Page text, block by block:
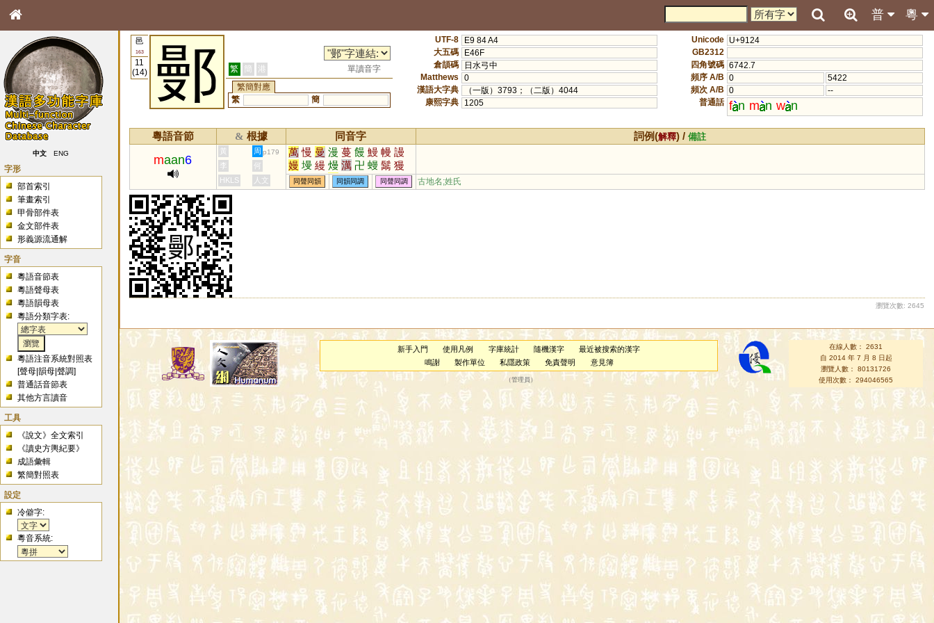
粵
普
中文 ENG
字形
部首索引
筆畫索引
甲骨部件表
金文部件表
形義源流通解
字音
粵語音節表
粵語聲母表
粵語韻母表
粵語分類字表:
粵語注音系統對照表
[聲母 |韻母 |聲調]
普通話音節表
其他方言讀音
工具
《說文》全文索引
《讀史方輿紀要》
成語彙輯
繁簡對照表
設定
冷僻字:
粵音系統:
邑
163
11
(14)
鄤 繁 簡 港
單讀音字
繁簡對應
繁
簡
UTF-8
E9 84 A4
大五碼
E46F
倉頡碼
日水弓中
Matthews
0
漢語大字典
（一版）3793；（二版）4044
康熙字典
1205
Unicode U+9124
GB2312
四角號碼 6742.7
頻序 A/B 0
5422
頻次 A/B 0
--
普通話 f n m n w n
粵語音節 & 根據 同音字 詞例(解釋) /備註
maan6
黃 周 p179 萬 慢 曼 漫 蔓 饅 鰻 幔 謾
嫚 墁 縵 熳 澫 卍 蟃 鬗 獌
槾 僈 脕 万 鏝
李
何
HKLS
人文 同聲同韻 同韻同調 同聲同調 古地名;姓氏
瀏覽次數: 2645
新手入門 使用凡例 字庫統計 隨機漢字
最近被搜索的漢字
鳴謝
製作單位 私隱政策 免責聲明 意見簿
（管理員 ）
在線人數： 2631
自 2014 年 7 月 8 日起
瀏覽人數： 80131726
使用次數： 294046565